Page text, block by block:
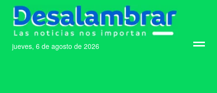
jueves, 6 de agosto de 2026